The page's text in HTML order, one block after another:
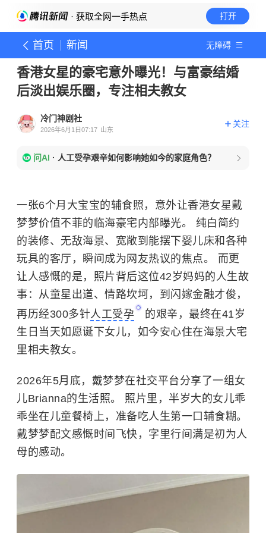
· 获取全网一手热点 打开
首页 新闻 无障碍
香港女星的豪宅意外曝光！与富豪结婚
后淡出娱乐圈，专注相夫教女
冷门神剧社
2026年6月1日07:17 山东
关注
问AI · 人工受孕艰辛如何影响她如今的家庭角色？
一张6个月大宝宝的辅食照，意外让香港女星戴
梦梦价值不菲的临海豪宅内部曝光。 纯白简约
的装修、无敌海景、宽敞到能摆下婴儿床和各种
玩具的客厅，瞬间成为网友热议的焦点。 而更
让人感慨的是，照片背后这位42岁妈妈的人生故
事：从童星出道、情路坎坷，到闪嫁金融才俊，
再历经300多针人工受孕
的艰辛，最终在41岁
生日当天如愿诞下女儿，如今安心住在海景大宅
里相夫教女。
2026年5月底， 戴梦梦在社交平台分享了一组女
儿Brianna的生活照。 照片里，半岁大的女儿乖
乖坐在儿童餐椅上，准备吃人生第一口辅食糊。
戴梦梦配文感慨时间飞快，字里行间满是初为人
母的感动。